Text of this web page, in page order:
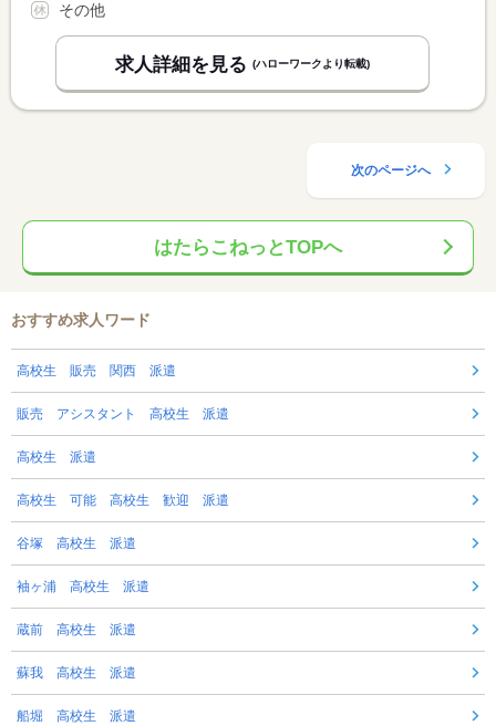
その他
求人詳細を見る (ハローワークより転載)
次のページへ
はたらこねっとTOPへ
おすすめ求人ワード
高校生 販売 関西 派遣
販売 アシスタント 高校生 派遣
高校生 派遣
高校生 可能 高校生 歓迎 派遣
谷塚 高校生 派遣
袖ヶ浦 高校生 派遣
蔵前 高校生 派遣
蘇我 高校生 派遣
船堀 高校生 派遣